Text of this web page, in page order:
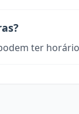
ter